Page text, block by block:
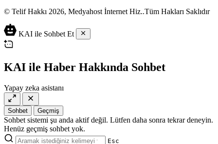
© Telif Hakkı 2026, Medyahost İnternet Hiz..Tüm Hakları Saklıdır
casino
siteleri
casino
2023
lordcasino
canlı
casino
siteleri
iyi
casino
vdcasino
vdcasino
giriş
vdcasino
resmi
ev
yapımı
salça
KAI ile Sohbet Et
KAI ile Haber Hakkında Sohbet
Yapay zeka asistanı
Sohbet Geçmiş
Sohbet sistemi şu anda aktif değil. Lütfen daha sonra tekrar deneyin.
Henüz geçmiş sohbet yok.
Esc